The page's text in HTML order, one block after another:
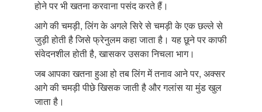
होने पर भी खतना करवाना पसंद करते हैं।
आगे की चमड़ी, लिंग के अगले सिरे से चमड़ी के एक छल्ले से
जुड़ी होती है जिसे फ्रेनुलम कहा जाता है। यह छूने पर काफी
संवेदनशील होती है, खासकर उसका निचला भाग।
जब आपका खतना हुआ हो तब लिंग में तनाव आने पर, अक्सर
आगे की चमड़ी पीछे खिसक जाती है और गलांस या मुंड खुल
जाता है।